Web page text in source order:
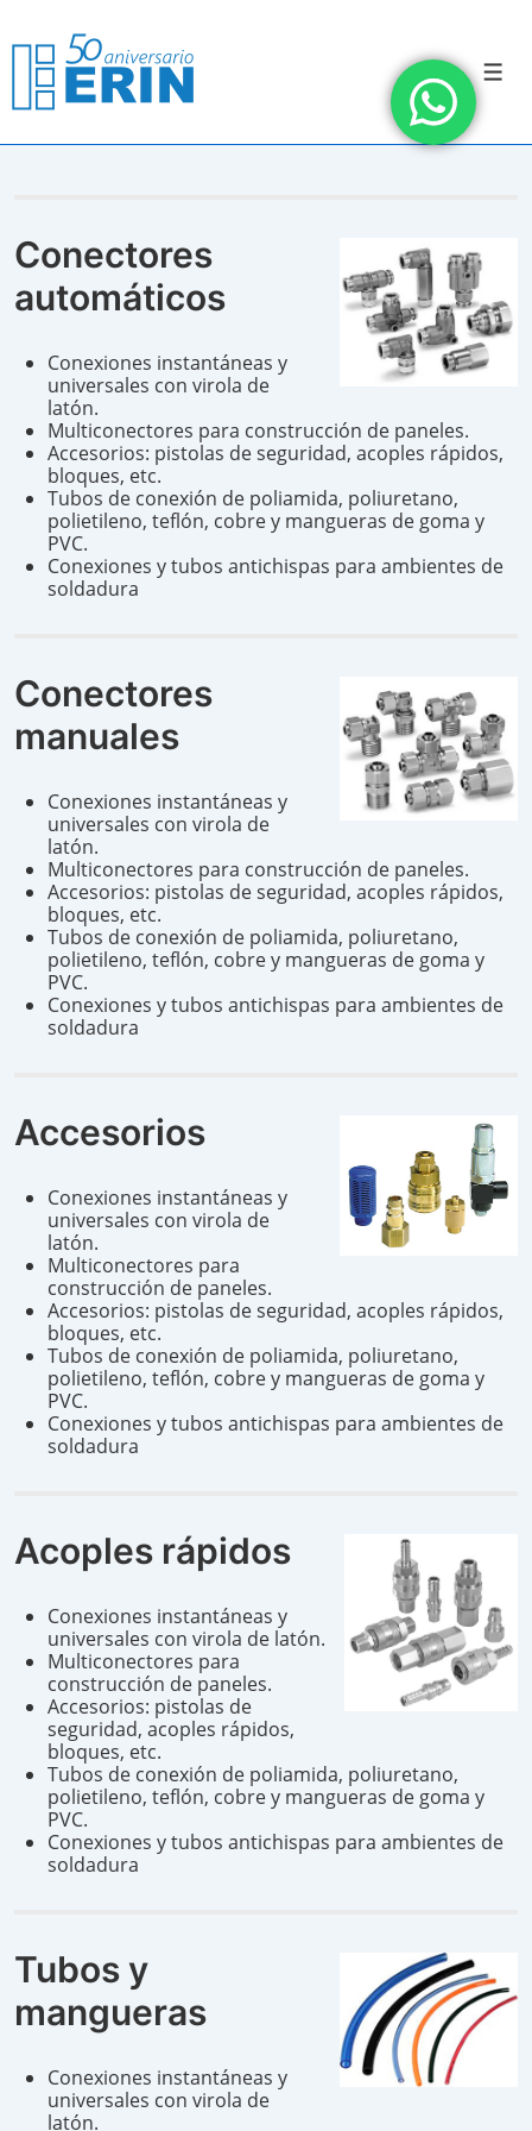
contenido
principal
Conectores
automáticos
Conexiones instantáneas y
universales con virola de
latón.
Multiconectores para construcción de paneles.
Accesorios: pistolas de seguridad, acoples rápidos,
bloques, etc.
Tubos de conexión de poliamida, poliuretano,
polietileno, teflón, cobre y mangueras de goma y
PVC.
Conexiones y tubos antichispas para ambientes de
soldadura
Conectores
manuales
Conexiones instantáneas y
universales con virola de
latón.
Multiconectores para construcción de paneles.
Accesorios: pistolas de seguridad, acoples rápidos,
bloques, etc.
Tubos de conexión de poliamida, poliuretano,
polietileno, teflón, cobre y mangueras de goma y
PVC.
Conexiones y tubos antichispas para ambientes de
soldadura
Accesorios
Conexiones instantáneas y
universales con virola de
latón.
Multiconectores para
construcción de paneles.
Accesorios: pistolas de seguridad, acoples rápidos,
bloques, etc.
Tubos de conexión de poliamida, poliuretano,
polietileno, teflón, cobre y mangueras de goma y
PVC.
Conexiones y tubos antichispas para ambientes de
soldadura
Acoples rápidos
Conexiones instantáneas y
universales con virola de latón.
Multiconectores para
construcción de paneles.
Accesorios: pistolas de
seguridad, acoples rápidos,
bloques, etc.
Tubos de conexión de poliamida, poliuretano,
polietileno, teflón, cobre y mangueras de goma y
PVC.
Conexiones y tubos antichispas para ambientes de
soldadura
Tubos y
mangueras
Conexiones instantáneas y
universales con virola de
latón.